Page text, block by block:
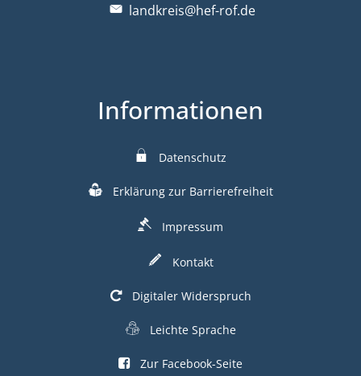
landkreis@hef-rof.de
Informationen
Datenschutz
Erklärung zur Barrierefreiheit
Impressum
Kontakt
Digitaler Widerspruch
Leichte Sprache
Zur Facebook-Seite